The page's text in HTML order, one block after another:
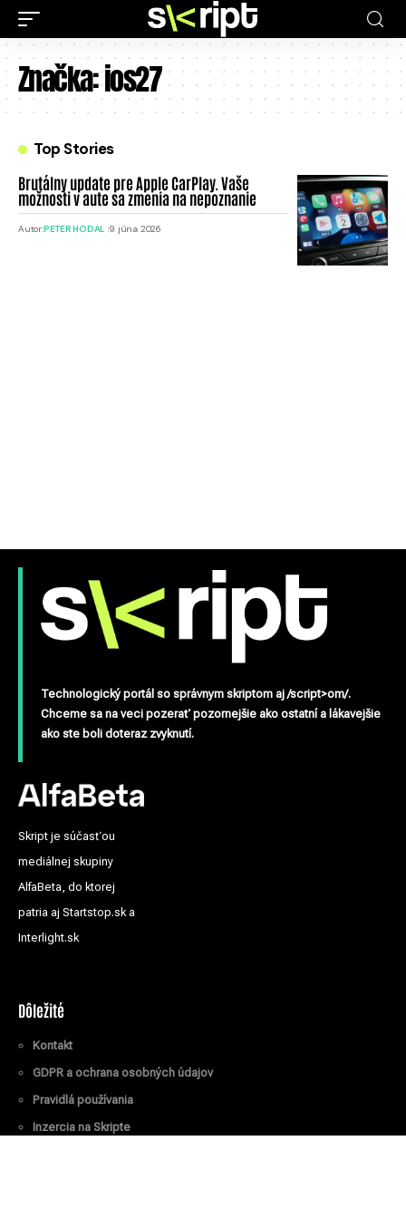
Značka:ios27
Top Stories
Brutálny update pre Apple CarPlay. Vaše
možnosti v aute sa zmenia na nepoznanie
Autor:PETER HODAL 9. júna 2026
Technologický portál so správnym skriptom aj /script>om/.
Chceme sa na veci pozerať pozornejšie ako ostatní a lákavejšie
ako ste boli doteraz zvyknutí.
Skript je súčasťou
mediálnej skupiny
AlfaBeta, do ktorej
patria aj Startstop.sk a
Interlight.sk
Dôležité
Kontakt
GDPR a ochrana osobných údajov
Pravidlá používania
Inzercia na Skripte